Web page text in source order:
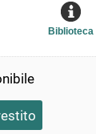
Biblioteca